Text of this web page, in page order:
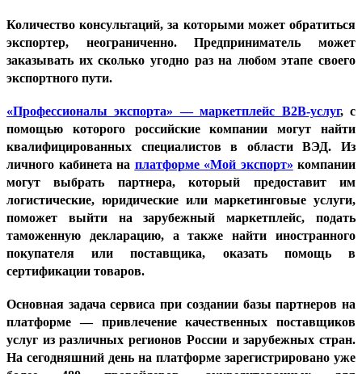
Количество консультаций, за которыми может обратиться
экспортер, неограниченно. Предприниматель может
заказывать их сколько угодно раз на любом этапе своего
экспортного пути.
«Профессионалы экспорта» — маркетплейс B2B-услуг, с
помощью которого российские компании могут найти
квалифицированных специалистов в области ВЭД. Из
личного кабинета на платформе «Мой экспорт» компании
могут выбрать партнера, который предоставит им
логистические, юридические или маркетинговые услуги,
поможет выйти на зарубежный маркетплейс, подать
таможенную декларацию, а также найти иностранного
покупателя или поставщика, оказать помощь в
сертификации товаров.
Основная задача сервиса при создании базы партнеров на
платформе — привлечение качественных поставщиков
услуг из различных регионов России и зарубежных стран.
На сегодняшний день на платформе зарегистрировано уже